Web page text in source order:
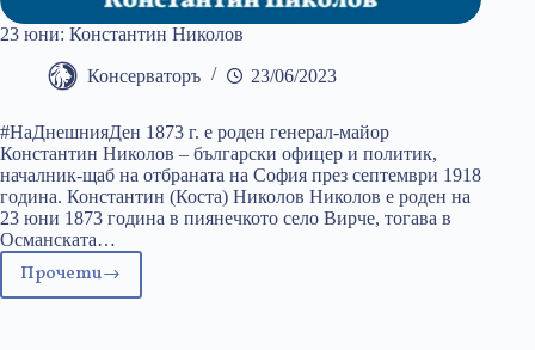
23 юни: Константин Николов
Консерваторъ 23/06/2023
#НаДнешнияДен 1873 г. е роден генерал-майор
Константин Николов – български офицер и политик,
началник-щаб на отбраната на София през септември 1918
година. Константин (Коста) Николов Николов е роден на
23 юни 1873 година в пиянечкото село Вирче, тогава в
Османската…
Прочети
23